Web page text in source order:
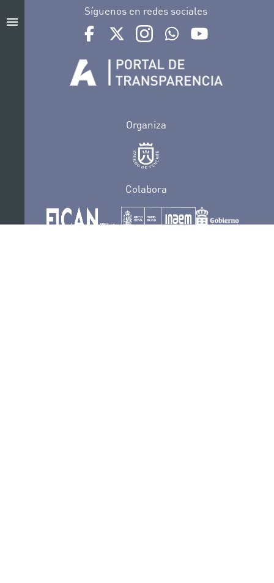
menu
Síguenos en redes sociales
Ir a perfil de Auditorio de Tenerife en Facebook
Ir a perfil de Auditorio de Tenerife en
Ir a perfil de Auditorio de
Ir al Boletín Whatsapp
Organiza
Colabora